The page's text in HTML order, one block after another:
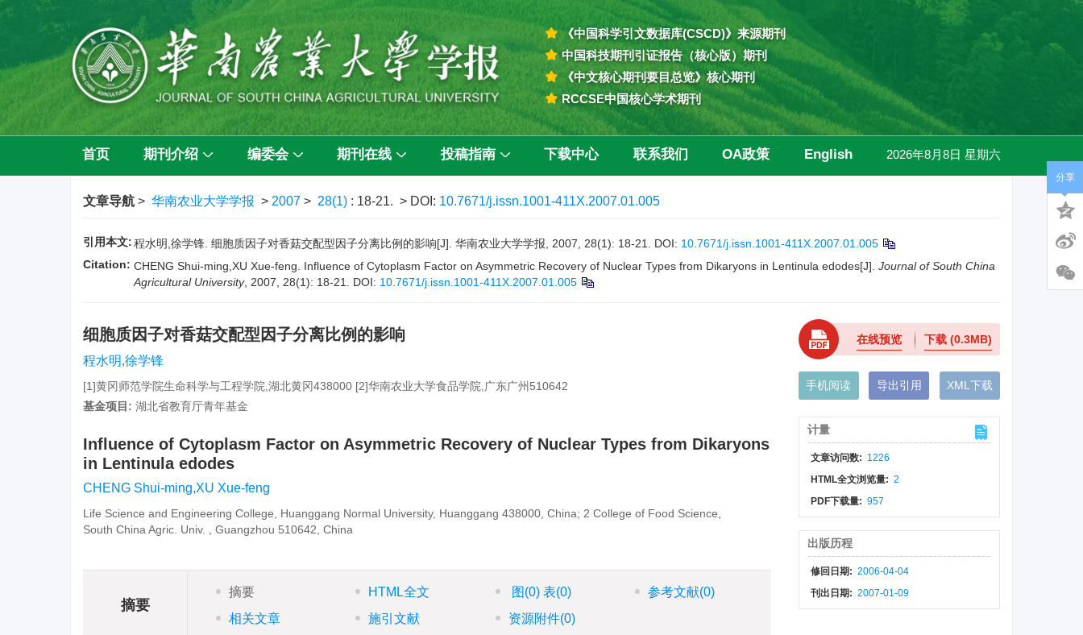
《中国科学引文数据库(CSCD)》来源期刊
中国科技期刊引证报告（核心版）期刊
《中文核心期刊要目总览》核心期刊
RCCSE中国核心学术期刊
首页 期刊介绍 编委会 期刊在线 投稿指南 下载中心 联系我们 OA政策 English 2026年8月8日 星期六
文章导航 > 华南农业大学学报 > 2007 > 28(1) : 18-21. > DOI: 10.7671/j.issn.1001-411X.2007.01.005
引用本文:程水明,徐学锋. 细胞质因子对香菇交配型因子分离比例的影响[J]. 华南农业大学学报, 2007, 28(1): 18-21. DOI: 10.7671/j.issn.1001-411X.2007.01.005
Citation: CHENG Shui-ming,XU Xue-feng. Influence of Cytoplasm Factor on Asymmetric Recovery of Nuclear Types from Dikaryons in Lentinula edodes[J]. Journal of South China
Agricultural University, 2007, 28(1): 18-21. DOI: 10.7671/j.issn.1001-411X.2007.01.005
细胞质因子对香菇交配型因子分离比例的影响
程水明,徐学锋
[1]黄冈师范学院生命科学与工程学院,湖北黄冈438000 [2]华南农业大学食品学院,广东广州510642
基金项目: 湖北省教育厅青年基金
Influence of Cytoplasm Factor on Asymmetric Recovery of Nuclear Types from Dikaryons
in Lentinula edodes
CHENG Shui-ming,XU Xue-feng
Life Science and Engineering College, Huanggang Normal University, Huanggang 438000, China; 2 College of Food Science,
South China Agric. Univ. , Guangzhou 510642, China
摘要
摘要 HTML全文 图 (0)表(0) 参考文献(0)
相关文章
施引文献 资源附件(0)
在线预览 下载 (0.3MB)
手机阅读 导出引用 XML下载
计量
文章访问数: 1226
HTML全文浏览量: 2
PDF下载量: 957
出版历程
修回日期: 2006-04-04
刊出日期: 2007-01-09
分享